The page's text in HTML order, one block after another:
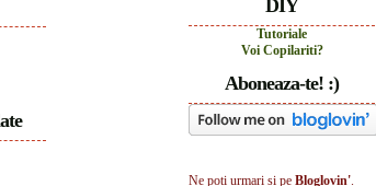
DIY
Tutoriale
Voi Copilariti?
Aboneaza-te! :)
Ne poti urmari si pe Bloglovin'.